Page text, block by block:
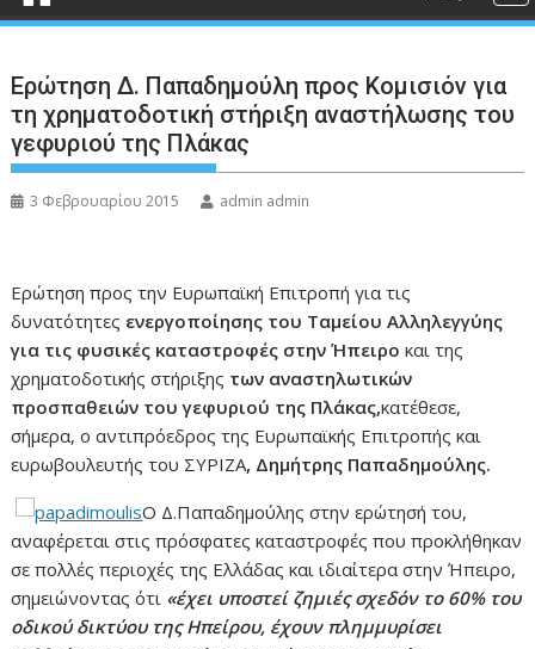
Eρώτηση Δ. Παπαδημούλη προς Κομισιόν για
τη χρηματοδοτική στήριξη αναστήλωσης του
γεφυριού της Πλάκας
3 Φεβρουαρίου 2015 admin admin
Ερώτηση προς την Ευρωπαϊκή Επιτροπή για τις
δυνατότητες ενεργοποίησης του Ταμείου Αλληλεγγύης
για τις φυσικές καταστροφές στην Ήπειρο και της
χρηματοδοτικής στήριξης των αναστηλωτικών
προσπαθειών του γεφυριού της Πλάκας,κατέθεσε,
σήμερα, ο αντιπρόεδρος της Ευρωπαϊκής Επιτροπής και
ευρωβουλευτής του ΣΥΡΙΖΑ, Δημήτρης Παπαδημούλης.
Ο Δ.Παπαδημούλης στην ερώτησή του,
αναφέρεται στις πρόσφατες καταστροφές που προκλήθηκαν
σε πολλές περιοχές της Ελλάδας και ιδιαίτερα στην Ήπειρο,
σημειώνοντας ότι «έχει υποστεί ζημιές σχεδόν το 60% του
οδικού δικτύου της Ηπείρου, έχουν πλημμυρίσει